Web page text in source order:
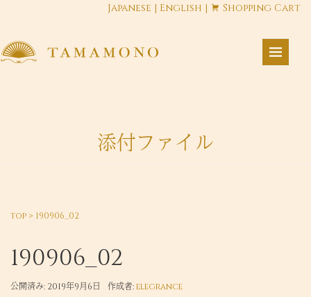
Japanese | English | Shopping Cart
添付ファイル
top > 190906_02
190906_02
公開済み: 2019年9月6日 作成者:elegrance